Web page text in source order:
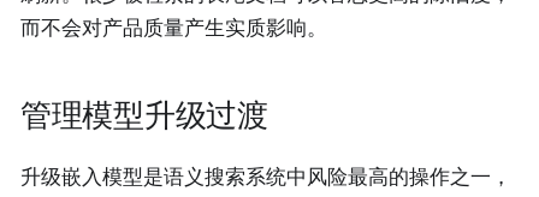
而不会对产品质量产生实质影响。
管理模型升级过渡
升级嵌入模型是语义搜索系统中风险最高的操作之一，